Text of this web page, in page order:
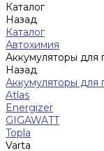
Каталог
Назад
Каталог
Автохимия
Аккумуляторы для
Назад
Аккумуляторы для
Atlas
Energizer
GIGAWATT
Topla
Varta